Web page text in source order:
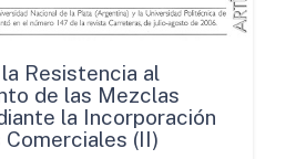
Resistencia al
de las Mezclas
la Incorporación
(II)